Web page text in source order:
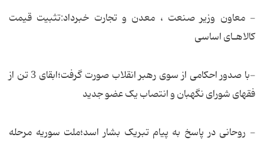
- معاون وزیر صنعت ، معدن و تجارت خبرداد:تثبیت قیمت
کالاهـای اساسی
-با صدور احکامی از سوی رهبر انقلاب صورت گرفت؛ابقای 3 تن از
فقهای شورای نگهبان و انتصاب یک عضو جدید
- روحانی در پاسخ به پیام تبریک بشار اسد؛ملت سوریه مرحله